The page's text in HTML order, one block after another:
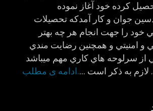
كرده خود آغاز نموده
جوان و كار آمدكه تحصيلات
خود را جهت انجام هر چه بهتر
و امنيتي و همچنين رضايت مندي
از سرلوحه هاي كاري مهم ميباشد
لازم به ذكر است ….ادامه ی مطلب